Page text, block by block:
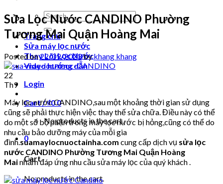
Search
for:
Trang chủ
Sửa máy lọc nước
Thay Lõi Lọc Nước
Video hướng dẫn
Login
Cart /₫00
No products in the cart.
0
Cart
No products in the cart.
Sửa Lọc Nước CANDINO Phường
Tương Mai Quận Hoàng Mai
Posted on22/09/2023bykhang khang
22
Th9
Máy lọc nước CANDINO,sau một khoảng thời gian sử dụng
cũng sẽ phải thực hiện việc thay thế sửa chữa. Điều này có thể
do một số bộ phận trong máy lọc nước bị hỏng,cũng có thể do
nhu cầu bảo dưỡng máy của mỗi gia
đình.suamaylocnuoctainha.com cung cấp dịch vụ sửa lọc
nước CANDINO Phường Tương Mai Quận Hoàng
Mainhằm đáp ứng nhu cầu sửa máy lọc của quý khách .